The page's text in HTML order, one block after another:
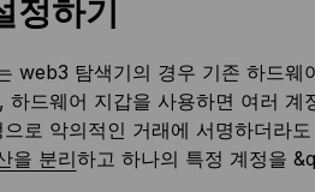
정하기
web3 탐색기의 경우 기존 하드웨
드웨어 지갑을 사용하면 여러
로 악의적인 거래에 서명하더라
을 분리하고 하나의 특정 계정을